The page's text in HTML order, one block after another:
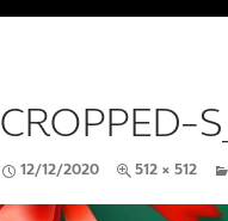
CROPPED-
12/12/2020 512 × 512